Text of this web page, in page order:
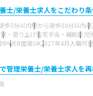
士/栄養士求人をこだわり
歩5分以内駅から徒歩10分以内
寮・借り上げ住宅手当・補助託児
中WEB面接OK2027年4月入職可
管理栄養士/栄養士求人を